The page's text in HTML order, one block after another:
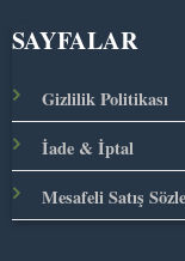
SAYFALAR
Gizlilik Politikası
İade & İptal
Mesafeli Satış